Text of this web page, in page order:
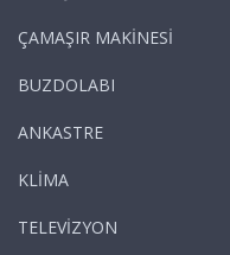
ÇAMAŞIR MAKİNESİ
BUZDOLABI
ANKASTRE
KLİMA
TELEVİZYON